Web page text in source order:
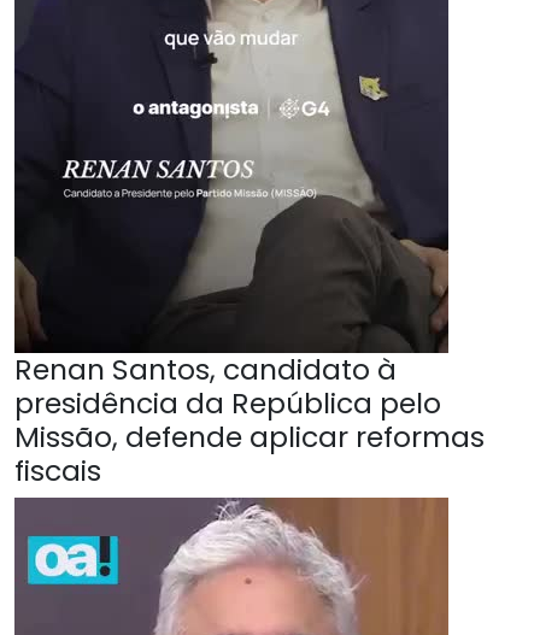
Renan Santos, candidato à
presidência da República pelo
Missão, defende aplicar reformas
fiscais